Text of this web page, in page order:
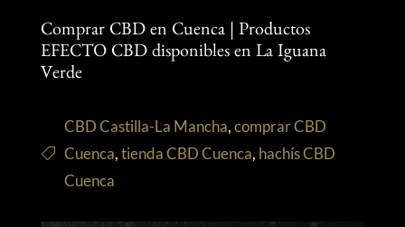
Comprar CBD en Cuenca | Productos
EFECTO CBD disponibles en La Iguana
Verde
CBD Castilla-La Mancha,comprar CBD
Cuenca,tienda CBD Cuenca, hachís CBD
Cuenca